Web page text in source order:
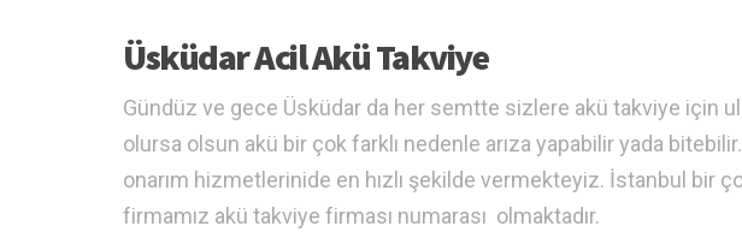
Üsküdar Acil Akü Takviye
Gündüz ve gece Üsküdar da her semtte sizlere akü takviye için
olursa olsun akü bir çok farklı nedenle arıza yapabilir yada bitebilir.
onarım hizmetlerinide en hızlı şekilde vermekteyiz. İstanbul bir
firmamız akü takviye firması numarası olmaktadır.